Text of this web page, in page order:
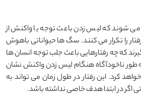
شوند که لیس زدن باعث توجه یا واکنش از
را تکرار می کنند. سگ ها حیواناتی باهوش
که چه رفتارهایی باعث جلب توجه انسان ها
ناخودآگاه هنگام لیس زدن واکنش نشان
کرد. این رفتار در طول زمان می تواند به
در ابتدا هدف خاصی نداشته باشد.